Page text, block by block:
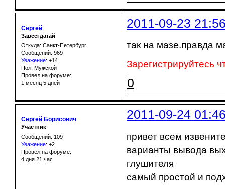
2011-09-23
Сергей
Завсегдатай
Откуда: Санкт-Петербург
Сообщений: 969
Уважение: +14
Пол: Мужской
Провел на форуме:
1 месяц 5 дней
так на мазе.правда
Зарегистрируйтесь
0
2011-09-24
Сергей Борисович
Участник
Сообщений: 109
Уважение: +2
Провел на форуме:
4 дня 21 час
привет всем
варианты вывода
глушителя
самый простой и